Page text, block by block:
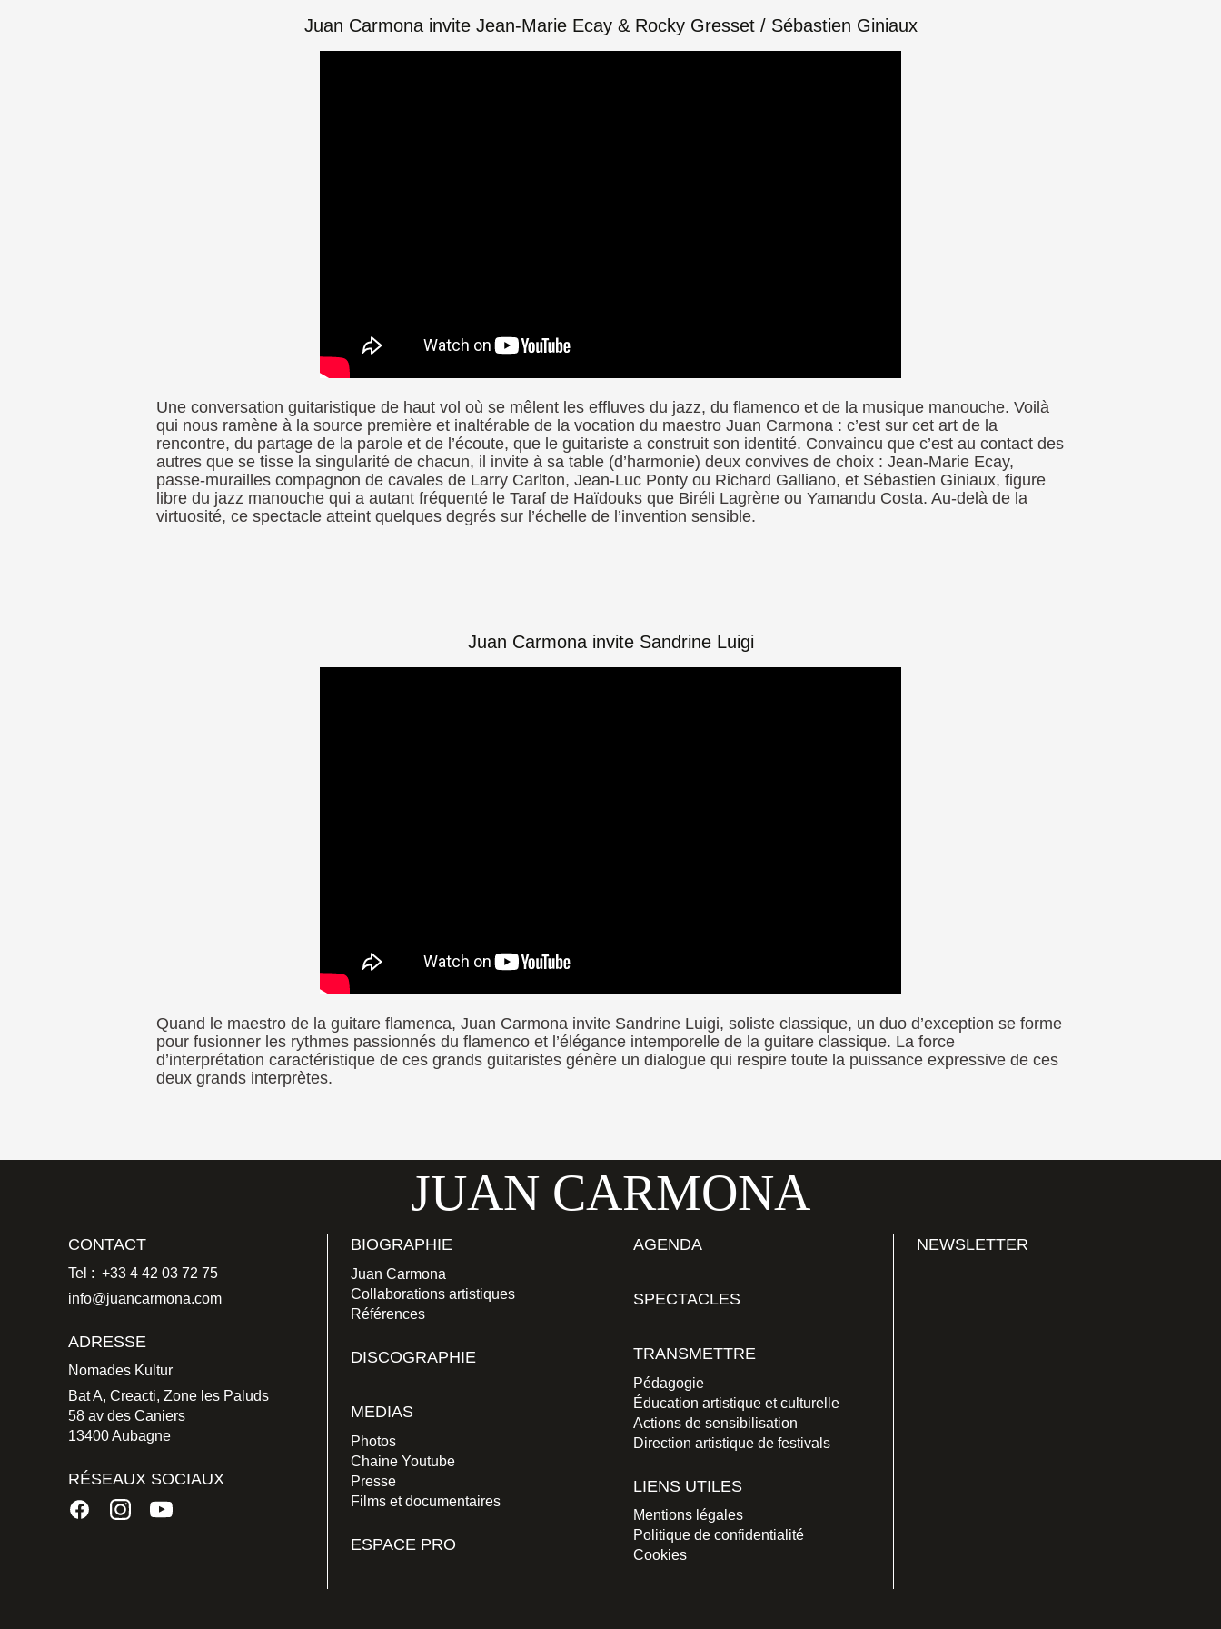
Juan Carmona invite Jean-Marie Ecay & Rocky Gresset/Sébastien Giniaux
Une conversation guitaristique de haut vol où se mêlent les effluves du jazz, du flamenco et de la musique manouche. Voilà
qui nous ramène à la source première et inaltérable de la vocation du maestro Juan Carmona : c’est sur cet art de la
rencontre, du partage de la parole et de l’écoute, que le guitariste a construit son identité. Convaincu que c’est au contact des
autres que se tisse la singularité de chacun, il invite à sa table (d’harmonie) deux convives de choix : Jean-Marie Ecay,
passe-murailles compagnon de cavales de Larry Carlton, Jean-Luc Ponty ou Richard Galliano, et Sébastien Giniaux, figure
libre du jazz manouche qui a autant fréquenté le Taraf de Haïdouks que Biréli Lagrène ou Yamandu Costa. Au-delà de la
virtuosité, ce spectacle atteint quelques degrés sur l’échelle de l’invention sensible.
Juan Carmona invite Sandrine Luigi
Quand le maestro de la guitare flamenca, Juan Carmona invite Sandrine Luigi, soliste classique, un duo d’exception se forme
pour fusionner les rythmes passionnés du flamenco et l’élégance intemporelle de la guitare classique. La force
d’interprétation caractéristique de ces grands guitaristes génère un dialogue qui respire toute la puissance expressive de ces
deux grands interprètes.
JUAN CARMONA
CONTACT
Tel : +33 4 42 03 72 75
info@juancarmona.com
ADRESSE
Nomades Kultur
Bat A, Creacti, Zone les Paluds
58 av des Caniers
13400 Aubagne
RÉSEAUX SOCIAUX
BIOGRAPHIE
Juan Carmona
Collaborations artistiques
Références
DISCOGRAPHIE
MEDIAS
Photos
Chaine Youtube
Presse
Films et documentaires
ESPACE PRO
AGENDA
SPECTACLES
TRANSMETTRE
Pédagogie
Éducation artistique et culturelle
Actions de sensibilisation
Direction artistique de festivals
LIENS UTILES
Mentions légales
Politique de confidentialité
Cookies
NEWSLETTER